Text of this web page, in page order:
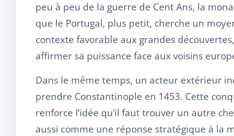
peu à peu de la guerre de Cent Ans, la
que le Portugal, plus petit, cherche un
contexte favorable aux grandes
affirmer sa puissance face aux voisins
Dans le même temps, un acteur extérieur
prendre Constantinople en 1453. Cette
renforce l’idée qu’il faut trouver un autre
aussi comme une réponse stratégique à la